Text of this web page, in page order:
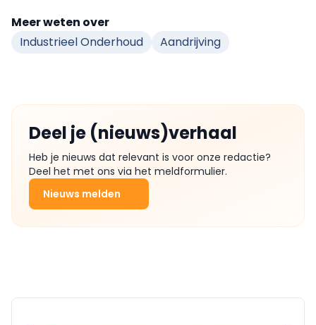
Meer weten over
Industrieel Onderhoud
Aandrijving
Deel je (nieuws)verhaal
Heb je nieuws dat relevant is voor onze redactie?
Deel het met ons via het meldformulier.
Nieuws melden